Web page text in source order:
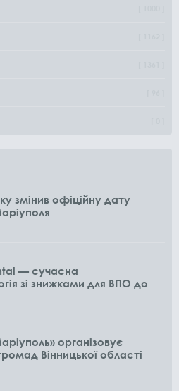
змінив офіційну дату
— сучасна
зі знижками для ВПО до
організовує
Вінницької області